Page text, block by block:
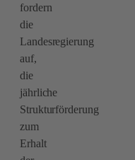
fordern
die
Landesregierung
auf,
die
jährliche
Strukturförderung
zum
Erhalt